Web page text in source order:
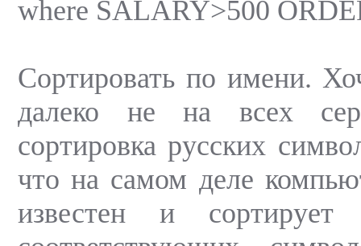
where SALARY>500
Сортировать по имени.
далеко не на всех
сортировка русских
что на самом деле
известен и